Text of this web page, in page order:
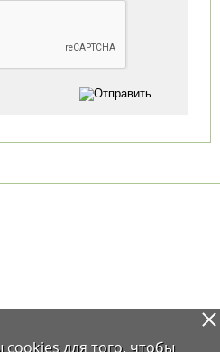
cookiesдля того, чтобы